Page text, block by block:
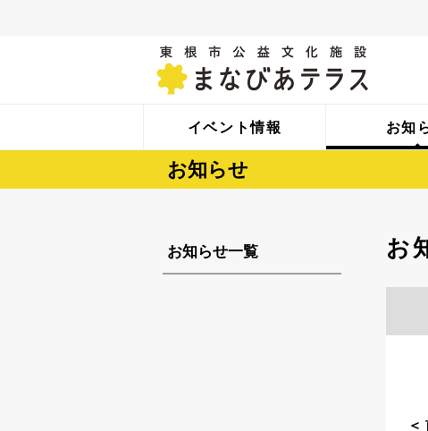
イベント情報 お知
お知らせ
お
＜
お知らせ一覧